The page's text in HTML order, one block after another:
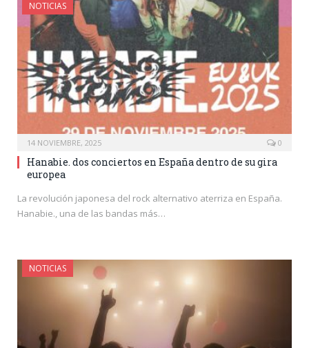
NOTICIAS
14 NOVIEMBRE, 2025 0
Hanabie. dos conciertos en España dentro de su gira
europea
La revolución japonesa del rock alternativo aterriza en España.
Hanabie., una de las bandas más…
NOTICIAS